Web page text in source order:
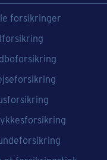
forsikringer